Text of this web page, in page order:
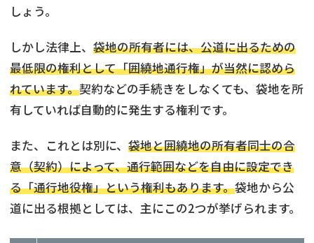
しょう。
しかし法律上、 袋地の所有者には、公道に出るための
最低限の権利として「囲繞地通行権」が当然に認めら
れています。契約などの手続きをしなくても、袋地を所
有していれば自動的に発生する権利です。
また、これとは別に、 袋地と囲繞地の所有者同士の合
意（契約）によって、通行範囲などを自由に設定でき
る「通行地役権」という権利もあります。袋地から公
道に出る根拠としては、主にこの2つが挙げられます。